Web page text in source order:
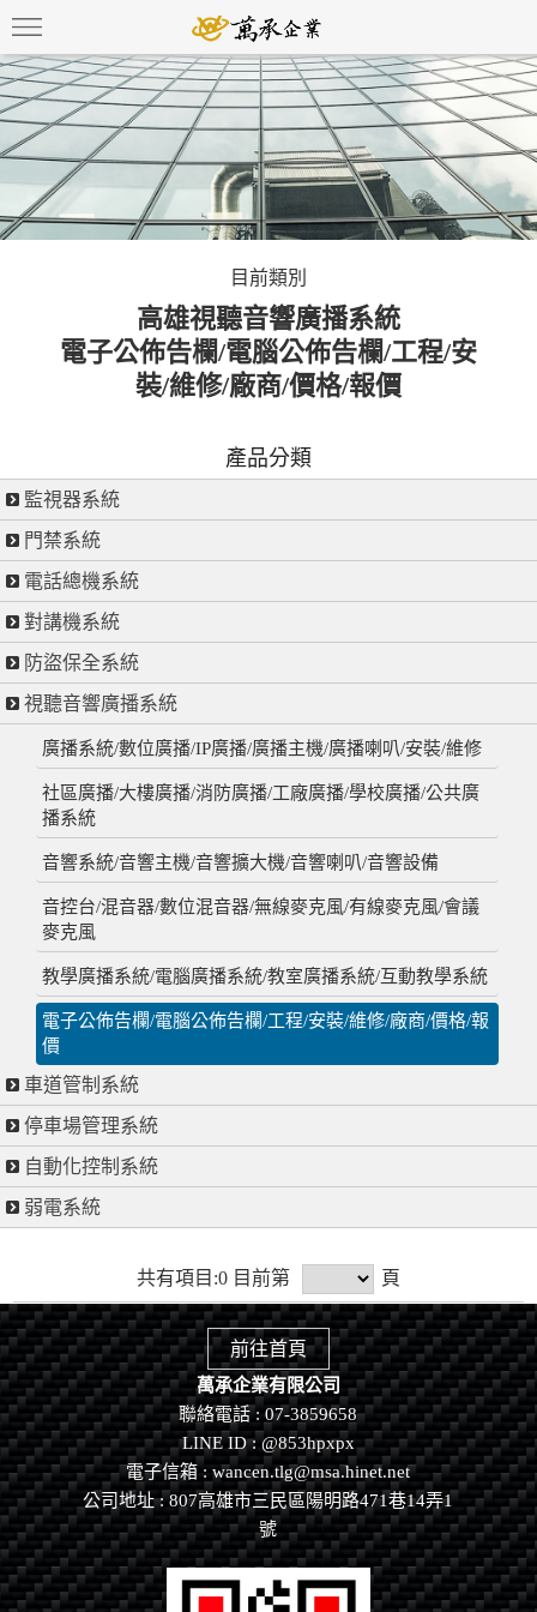
目前類別
高雄視聽音響廣播系統
電子公佈告欄/電腦公佈告欄/工程/安
裝/維修/廠商/價格/報價
產品分類
監視器系統
門禁系統
電話總機系統
對講機系統
防盜保全系統
視聽音響廣播系統
廣播系統/數位廣播/IP廣播/廣播主機/廣播喇叭/安裝/維修
社區廣播/大樓廣播/消防廣播/工廠廣播/學校廣播/公共廣
播系統
音響系統/音響主機/音響擴大機/音響喇叭/音響設備
音控台/混音器/數位混音器/無線麥克風/有線麥克風/會議
麥克風
教學廣播系統/電腦廣播系統/教室廣播系統/互動教學系統
電子公佈告欄/電腦公佈告欄/工程/安裝/維修/廠商/價格/報
價
車道管制系統
停車場管理系統
自動化控制系統
弱電系統
共有項目:0 目前第 頁
前往首頁
萬承企業有限公司
聯絡電話 : 07-3859658
LINE ID :@853hpxpx
電子信箱 : wancen.tlg@msa.hinet.net
公司地址 : 807高雄市三民區陽明路471巷14弄1
號